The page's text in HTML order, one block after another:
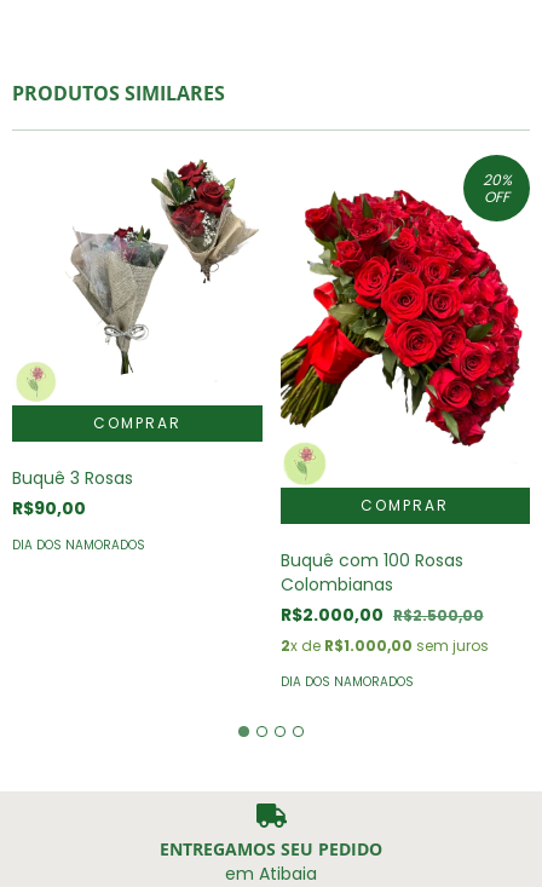
PRODUTOS SIMILARES
Buquê 3 Rosas
R$90,00
DIA DOS NAMORADOS
20%
OFF
Buquê com 100 Rosas
Colombianas
R$2.000,00 R$2.500,00
2x de R$1.000,00 sem juros
DIA DOS NAMORADOS
ENTREGAMOS SEU PEDIDO
em Atibaia